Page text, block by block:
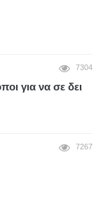
7304
για να σε δει
7267